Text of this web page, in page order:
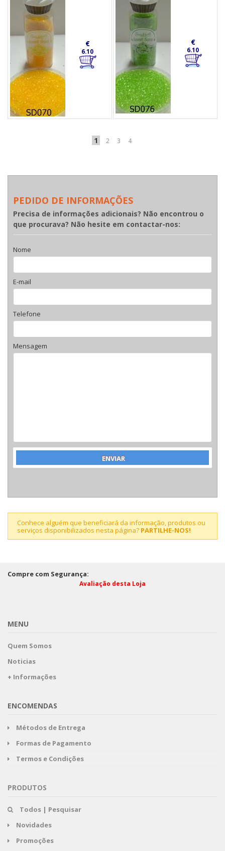
€
6.10
€
6.10
1 2 3 4
PEDIDO DE INFORMAÇÕES
Precisa de informações adicionais? Não encontrou o
que procurava? Não hesite em contactar-nos:
Nome
E-mail
Telefone
Mensagem
Conhece alguém que beneficiará da informação, produtos ou
serviços disponibilizados nesta página? PARTILHE-NOS!
Compre com Segurança:
Avaliação desta Loja
MENU
Quem Somos
Noticias
+ Informações
ENCOMENDAS
Métodos de Entrega
Formas de Pagamento
Termos e Condições
PRODUTOS
Todos | Pesquisar
Novidades
Promoções